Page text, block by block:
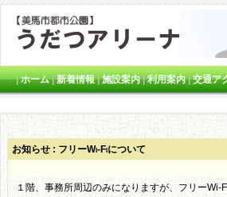
|ホーム|新着情報|施設案内|利用案内|交通ア
お知らせ : フリーWi-Fiについて
１階、事務所周辺のみになりますが、フリー